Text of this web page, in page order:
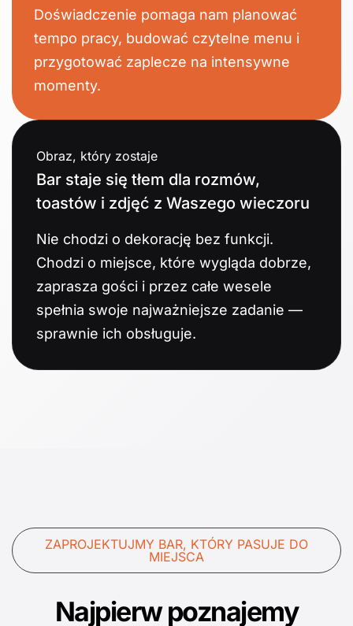
Doświadczenie pomaga nam planować
tempo pracy, budować czytelne menu i
przygotować zaplecze na intensywne
momenty.
Obraz, który zostaje
Bar staje się tłem dla rozmów,
toastów i zdjęć z Waszego wieczoru
Nie chodzi o dekorację bez funkcji.
Chodzi o miejsce, które wygląda dobrze,
zaprasza gości i przez całe wesele
spełnia swoje najważniejsze zadanie —
sprawnie ich obsługuje.
ZAPROJEKTUJMY BAR, KTÓRY PASUJE DO
MIEJSCA
Najpierw poznajemy